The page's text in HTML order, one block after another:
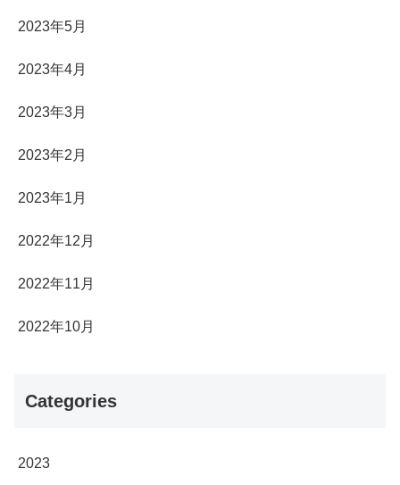
2023年5月
2023年4月
2023年3月
2023年2月
2023年1月
2022年12月
2022年11月
2022年10月
Categories
2023